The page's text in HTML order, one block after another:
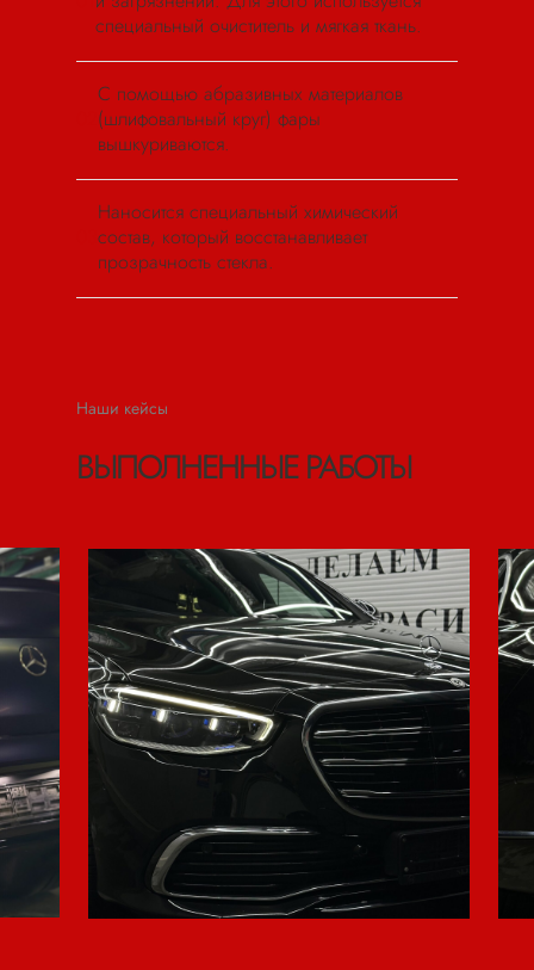
специальный очиститель и мягкая ткань.
С помощью абразивных материалов
(шлифовальный круг) фары
вышкуриваются.
Наносится специальный химический
состав, который восстанавливает
прозрачность стекла.
ВЫПОЛНЕННЫЕ РАБОТЫ
Наши кейсы